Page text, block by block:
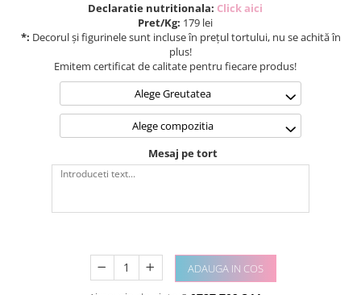
Declaratie nutritionala: Click aici
Pret/Kg: 179 lei
*: Decorul și figurinele sunt incluse în prețul tortului, nu se achită în
plus!
Emitem certificat de calitate pentru fiecare produs!
Alege Greutatea
Alege compozitia
Mesaj pe tort
ADAUGA IN COS